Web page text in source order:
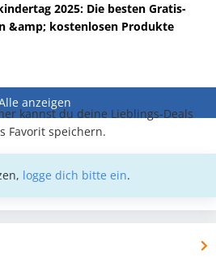
2025: Die besten Gratis-
&amp; kostenlosen Produkte
anzeigen
kannst du deine Lieblings-Deals
Favorit speichern.
logge dich bitte ein.